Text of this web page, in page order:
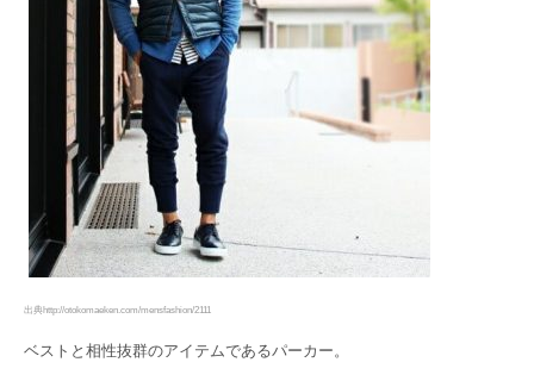
出典http://otokomaeken.com/mensfashion/2111
ベストと相性抜群のアイテムであるパーカー。